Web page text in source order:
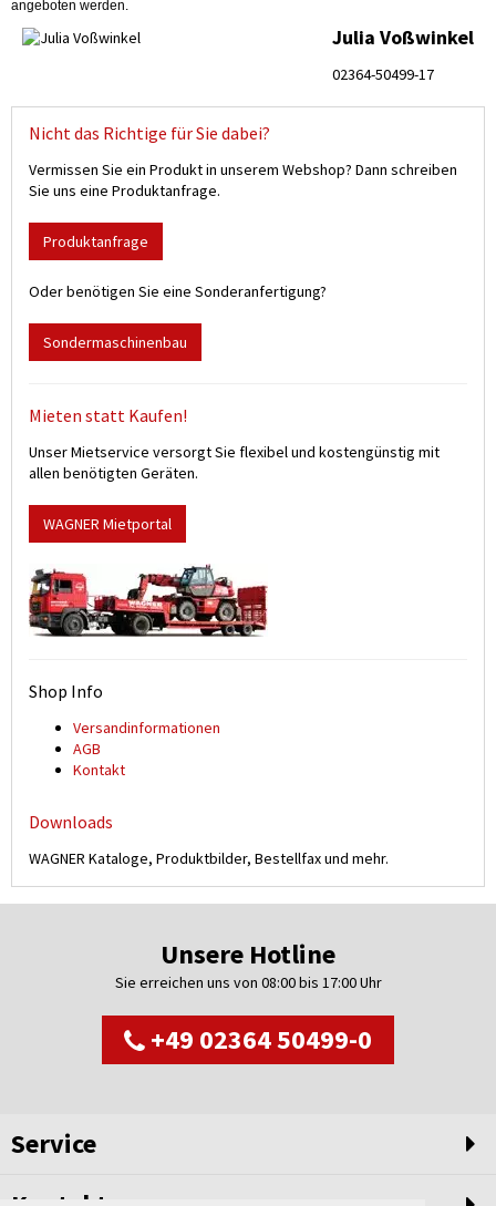
angeboten werden.
Julia Voßwinkel
02364-50499-17
Nicht das Richtige für Sie dabei?
Vermissen Sie ein Produkt in unserem Webshop? Dann schreiben
Sie uns eine Produktanfrage.
Produktanfrage
Oder benötigen Sie eine Sonderanfertigung?
Sondermaschinenbau
Mieten statt Kaufen!
Unser Mietservice versorgt Sie flexibel und kostengünstig mit
allen benötigten Geräten.
WAGNER Mietportal
Shop Info
Versand­informationen
AGB
Kontakt
Downloads
WAGNER Kataloge, Produktbilder, Bestellfax und mehr.
Unsere Hotline
Sie erreichen uns von 08:00 bis 17:00 Uhr
+49 02364 50499-0
Service